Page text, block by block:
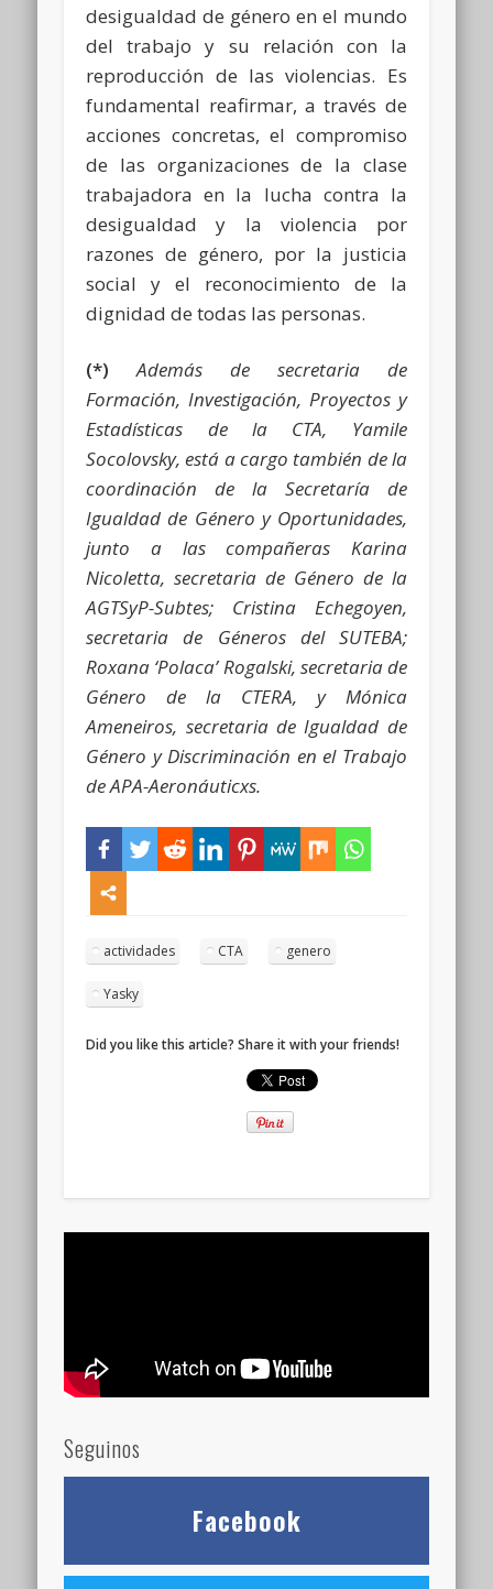
desigualdad de género en el mundo
del trabajo y su relación con la
reproducción de las violencias. Es
fundamental reafirmar, a través de
acciones concretas, el compromiso
de las organizaciones de la clase
trabajadora en la lucha contra la
desigualdad y la violencia por
razones de género, por la justicia
social y el reconocimiento de la
dignidad de todas las personas.
(*)
Además de secretaria de
Formación, Investigación, Proyectos y
Estadísticas de la CTA, Yamile
Socolovsky, está a cargo también de la
coordinación de la Secretaría de
Igualdad de Género y Oportunidades,
junto a las compañeras Karina
Nicoletta, secretaria de Género de la
AGTSyP-Subtes; Cristina Echegoyen,
secretaria de Géneros del SUTEBA;
Roxana ‘Polaca’ Rogalski, secretaria de
Género de la CTERA, y Mónica
Ameneiros, secretaria de Igualdad de
Género y Discriminación en el Trabajo
de APA-Aeronáuticxs.
actividades CTA genero
Yasky
Did you like this article? Share it with your friends!
Seguinos
Facebook